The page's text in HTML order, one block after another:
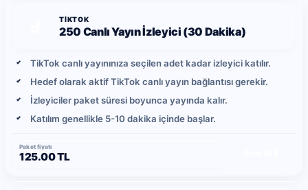
TIKTOK
250 Canlı Yayın İzleyici (30 Dakika)
TikTok canlı yayınınıza seçilen adet kadar izleyici katılır.
Hedef olarak aktif TikTok canlı yayın bağlantısı gerekir.
İzleyiciler paket süresi boyunca yayında kalır.
Katılım genellikle 5-10 dakika içinde başlar.
Paket fiyatı
125.00 TL